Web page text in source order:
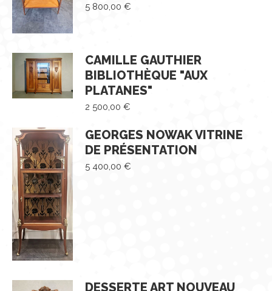
5 800,00 €
CAMILLE GAUTHIER
BIBLIOTHÈQUE "AUX
PLATANES"
2 500,00 €
GEORGES NOWAK VITRINE
DE PRÉSENTATION
5 400,00 €
DESSERTE ART NOUVEAU